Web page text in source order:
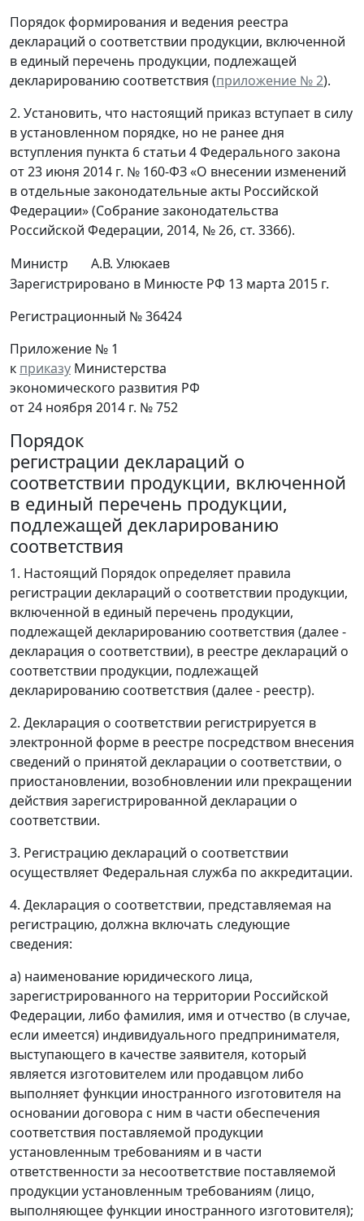
Порядок формирования и ведения реестра
деклараций о соответствии продукции, включенной
в единый перечень продукции, подлежащей
декларированию соответствия (приложение № 2).
2. Установить, что настоящий приказ вступает в силу
в установленном порядке, но не ранее дня
вступления пункта 6 статьи 4 Федерального закона
от 23 июня 2014 г. № 160-ФЗ «О внесении изменений
в отдельные законодательные акты Российской
Федерации» (Собрание законодательства
Российской Федерации, 2014, № 26, ст. 3366).
Министр
А.В. Улюкаев
Зарегистрировано в Минюсте РФ 13 марта 2015 г.
Регистрационный № 36424
Приложение № 1
к приказу Министерства
экономического развития РФ
от 24 ноября 2014 г. № 752
Порядок
регистрации деклараций о
соответствии продукции, включенной
в единый перечень продукции,
подлежащей декларированию
соответствия
1. Настоящий Порядок определяет правила
регистрации деклараций о соответствии продукции,
включенной в единый перечень продукции,
подлежащей декларированию соответствия (далее -
декларация о соответствии), в реестре деклараций о
соответствии продукции, подлежащей
декларированию соответствия (далее - реестр).
2. Декларация о соответствии регистрируется в
электронной форме в реестре посредством внесения
сведений о принятой декларации о соответствии, о
приостановлении, возобновлении или прекращении
действия зарегистрированной декларации о
соответствии.
3. Регистрацию деклараций о соответствии
осуществляет Федеральная служба по аккредитации.
4. Декларация о соответствии, представляемая на
регистрацию, должна включать следующие
сведения:
а) наименование юридического лица,
зарегистрированного на территории Российской
Федерации, либо фамилия, имя и отчество (в случае,
если имеется) индивидуального предпринимателя,
выступающего в качестве заявителя, который
является изготовителем или продавцом либо
выполняет функции иностранного изготовителя на
основании договора с ним в части обеспечения
соответствия поставляемой продукции
установленным требованиям и в части
ответственности за несоответствие поставляемой
продукции установленным требованиям (лицо,
выполняющее функции иностранного изготовителя);